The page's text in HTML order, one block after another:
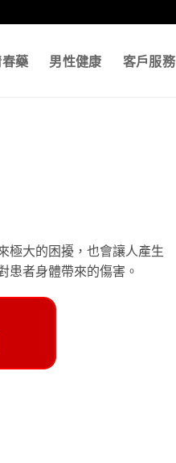
藥 男性健康 客戶服務
極大的困擾，也會讓人產生
患者身體帶來的傷害。